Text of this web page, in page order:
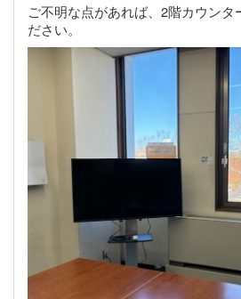
ご不明な点があれば、2階カウンタ
ださい。